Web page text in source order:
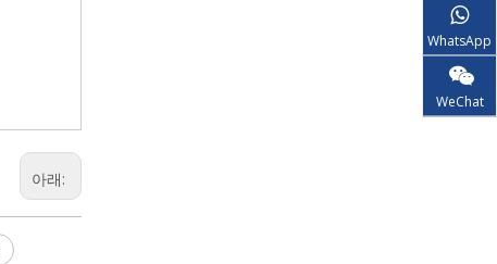
아래:
WhatsApp
WeChat